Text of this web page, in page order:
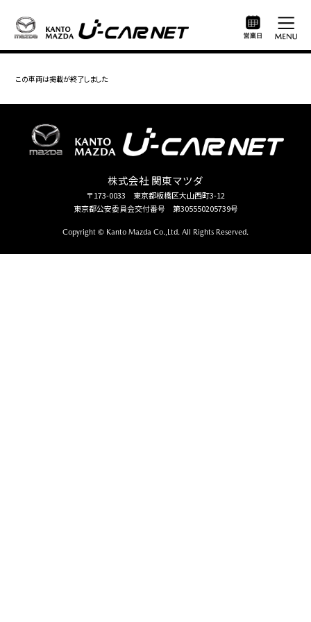
この車両は掲載が終了しました
株式会社 関東マツダ
〒173-0033 東京都板橋区大山西町3-12
東京都公安委員会交付番号 第305550205739号
Copyright © Kanto Mazda Co.,Ltd. All Rights Reserved.